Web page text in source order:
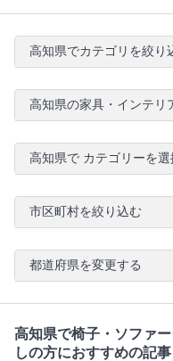
高知県でカテゴリを絞り
高知県の家具・インテリ
高知県で カテゴリーを選
市区町村を絞り込む
都道府県を変更する
高知県で椅子・ソファ
しの方におすすめの記事